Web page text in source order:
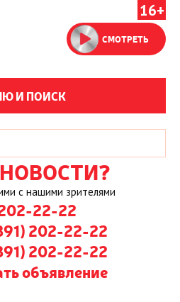
16+
СМОТРЕТЬ
И ПОИСК
с нашими зрителями
22-22
202-22-22
202-22-22
объявление